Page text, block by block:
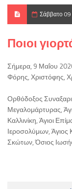
Σάββατο
Ποιοι
Σήμερα, 9 Μαΐου
Φόρης, Χριστόφης,
Ορθόδοξος
Μεγαλομάρτυρας,
Καλλινίκη, Άγιοι
Ιεροσολύμων,
Σκώτων, Όσιος